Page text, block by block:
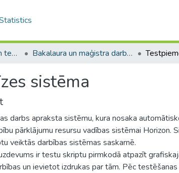
A -- Eksakto zinātņu un tehnoloģiju fakultāte / Faculty of Science and Technology Bakalaura un maģistra darbi (EZTF) / Bachelor's and Master's theses
sistēma
darbs apraksta sistēmu, kura nosaka
pārklājumu resursu vadības sistēmai Horizon.
veiktās darbības sistēmas saskarnē.
ir testu skriptu pirmkodā atpazīt
un ievietot izdrukas par tām. Pēc